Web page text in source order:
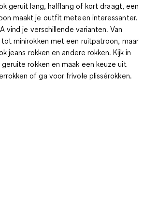
geruit lang, halflang of kort draagt, een
maakt je outfit meteen interessanter.
vind je verschillende varianten. Van
minirokken met een ruitpatroon, maar
jeans rokken en andere rokken. Kijk in
rokken en maak een keuze uit
of ga voor frivole plissérokken.
aan maak een geheel eigentijdse
dames vind je bij C&A in allerlei